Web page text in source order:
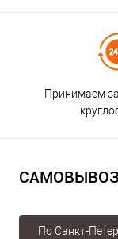
Принимаем
По Санкт-